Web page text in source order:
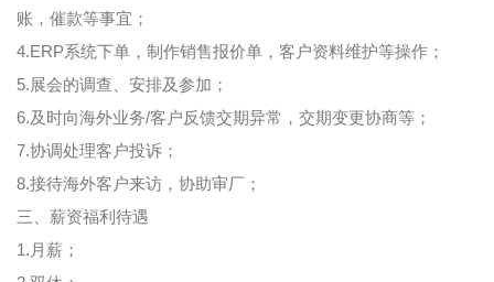
账，催款等事宜；
4.ERP系统下单，制作销售报价单，客户资料维护等操作；
5.展会的调查、安排及参加；
6.及时向海外业务/客户反馈交期异常，交期变更协商等；
7.协调处理客户投诉；
8.接待海外客户来访，协助审厂；
三、薪资福利待遇
1.月薪；